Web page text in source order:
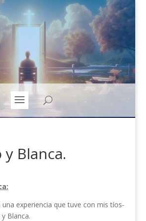
Blanca.
experiencia que tuve con mis tíos-
Blanca.